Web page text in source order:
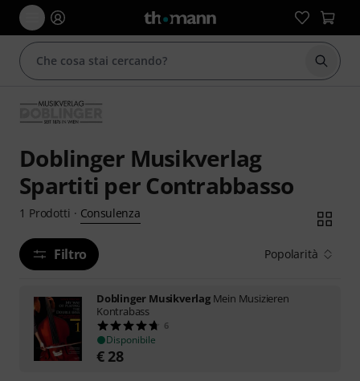
Doblinger Musikverlag
Spartiti per Contrabbasso
1 Prodotti · Consulenza
Filtro Popolarità
Doblinger Musikverlag Mein Musizieren
Kontrabass
6
Disponibile
€ 28